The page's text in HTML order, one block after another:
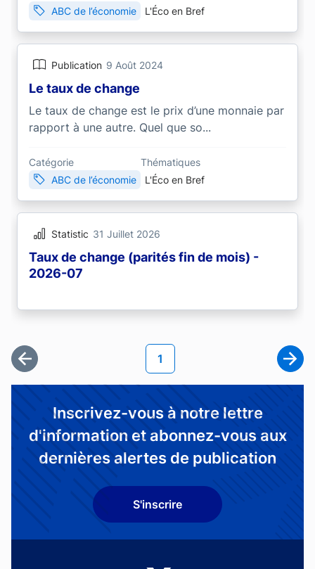
ABC de l’économie
L'Éco en Bref
Publication 9 Août 2024
Le taux de change
Le taux de change est le prix d’une monnaie par
rapport à une autre. Quel que so...
Catégorie
ABC de l’économie
Thématiques
L'Éco en Bref
Statistic 31 Juillet 2026
Taux de change (parités fin de mois) -
2026-07
Première page
Page courante
1
Inscrivez-vous à notre lettre
d'information et abonnez-vous aux
dernières alertes de publication
S'inscrire